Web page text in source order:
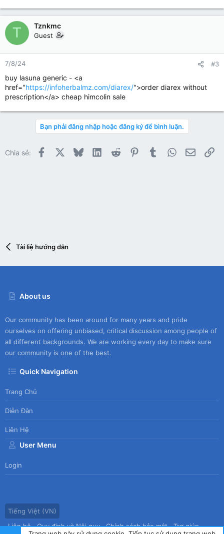
T Tznkmc
Guest
7/8/24 #3
buy lasuna generic - <a
href="https://infoherbalmz.com/diarex/">order diarex without
prescription</a> cheap himcolin sale
Bạn phải đăng nhập hoặc đăng ký để bình luận.
Chia sẻ: Facebook BlueskyLinkedInReddit PinterestTumblrWhatsApp
Email
Tài liệ hướng dẫn
About us
Our community has been around for many years and pride
ourselves on offering unbiased, critical discussion among people of
all different backgrounds. We are working every day to make sure
our community is one of the best.
Quick Navigation
Trang Chủ
Diễn Đàn
Liên Hệ
User Menu
Login
Tiếng Việt (VN)
Liên hệ
Quy định và Nội quy Chính sách bảo mật
Trợ giúp